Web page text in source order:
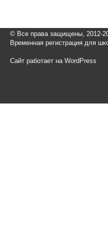
© Все права защищены, 2012-
Временная регистрация для
Сайт работает на WordPress